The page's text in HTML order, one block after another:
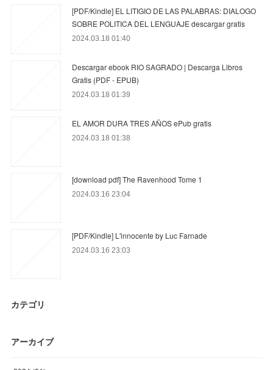
[PDF/Kindle] EL LITIGIO DE LAS PALABRAS: DIALOGO
SOBRE POLITICA DEL LENGUAJE descargar gratis
2024.03.18 01:40
Descargar ebook RIO SAGRADO | Descarga Libros
Gratis (PDF - EPUB)
2024.03.18 01:39
EL AMOR DURA TRES AÑOS ePub gratis
2024.03.18 01:38
[download pdf] The Ravenhood Tome 1
2024.03.16 23:04
[PDF/Kindle] L'innocente by Luc Farnade
2024.03.16 23:03
カテゴリ
アーカイブ